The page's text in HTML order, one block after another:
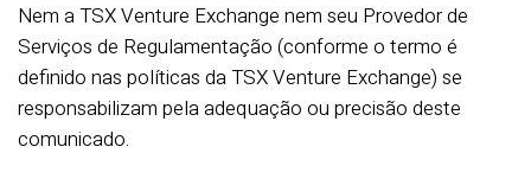
Nem a TSX Venture Exchange nem seu Provedor de
Serviços de Regulamentação (conforme o termo é
definido nas políticas da TSX Venture Exchange) se
responsabilizam pela adequação ou precisão deste
comunicado.